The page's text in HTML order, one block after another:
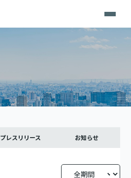
プレスリリース お知らせ